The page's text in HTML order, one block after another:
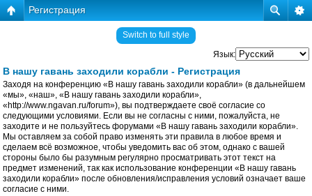
Регистрация
Switch to full style
Язык:
В нашу гавань заходили корабли - Регистрация
Заходя на конференцию «В нашу гавань заходили корабли» (в дальнейшем
«мы», «наш», «В нашу гавань заходили корабли»,
«http://www.ngavan.ru/forum»), вы подтверждаете своё согласие со
следующими условиями. Если вы не согласны с ними, пожалуйста, не
заходите и не пользуйтесь форумами «В нашу гавань заходили корабли».
Мы оставляем за собой право изменять эти правила в любое время и
сделаем всё возможное, чтобы уведомить вас об этом, однако с вашей
стороны было бы разумным регулярно просматривать этот текст на
предмет изменений, так как использование конференции «В нашу гавань
заходили корабли» после обновления/исправления условий означает ваше
согласие с ними.